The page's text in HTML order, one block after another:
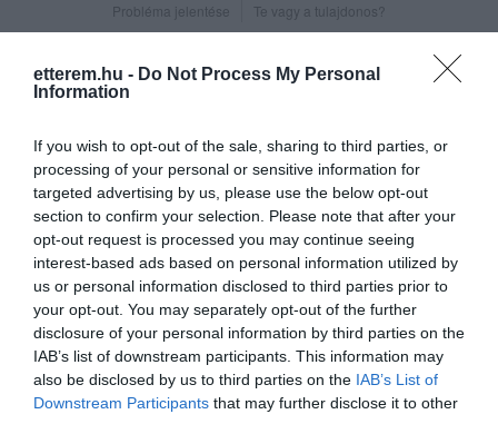
etterem.hu - Do Not Process My Personal
Information
If you wish to opt-out of the sale, sharing to third parties, or
processing of your personal or sensitive information for
targeted advertising by us, please use the below opt-out
section to confirm your selection. Please note that after your
opt-out request is processed you may continue seeing
interest-based ads based on personal information utilized by
us or personal information disclosed to third parties prior to
your opt-out. You may separately opt-out of the further
disclosure of your personal information by third parties on the
IAB’s list of downstream participants. This information may
also be disclosed by us to third parties on the IAB’s List of
Downstream Participants that may further disclose it to other
Probléma jelentése Te vagy a tulajdonos?